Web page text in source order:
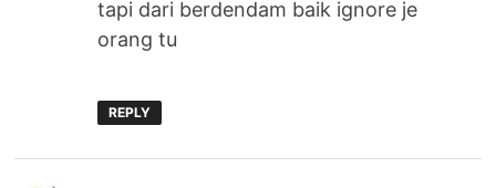
tapi dari berdendam baik ignore je
orang tu
REPLY